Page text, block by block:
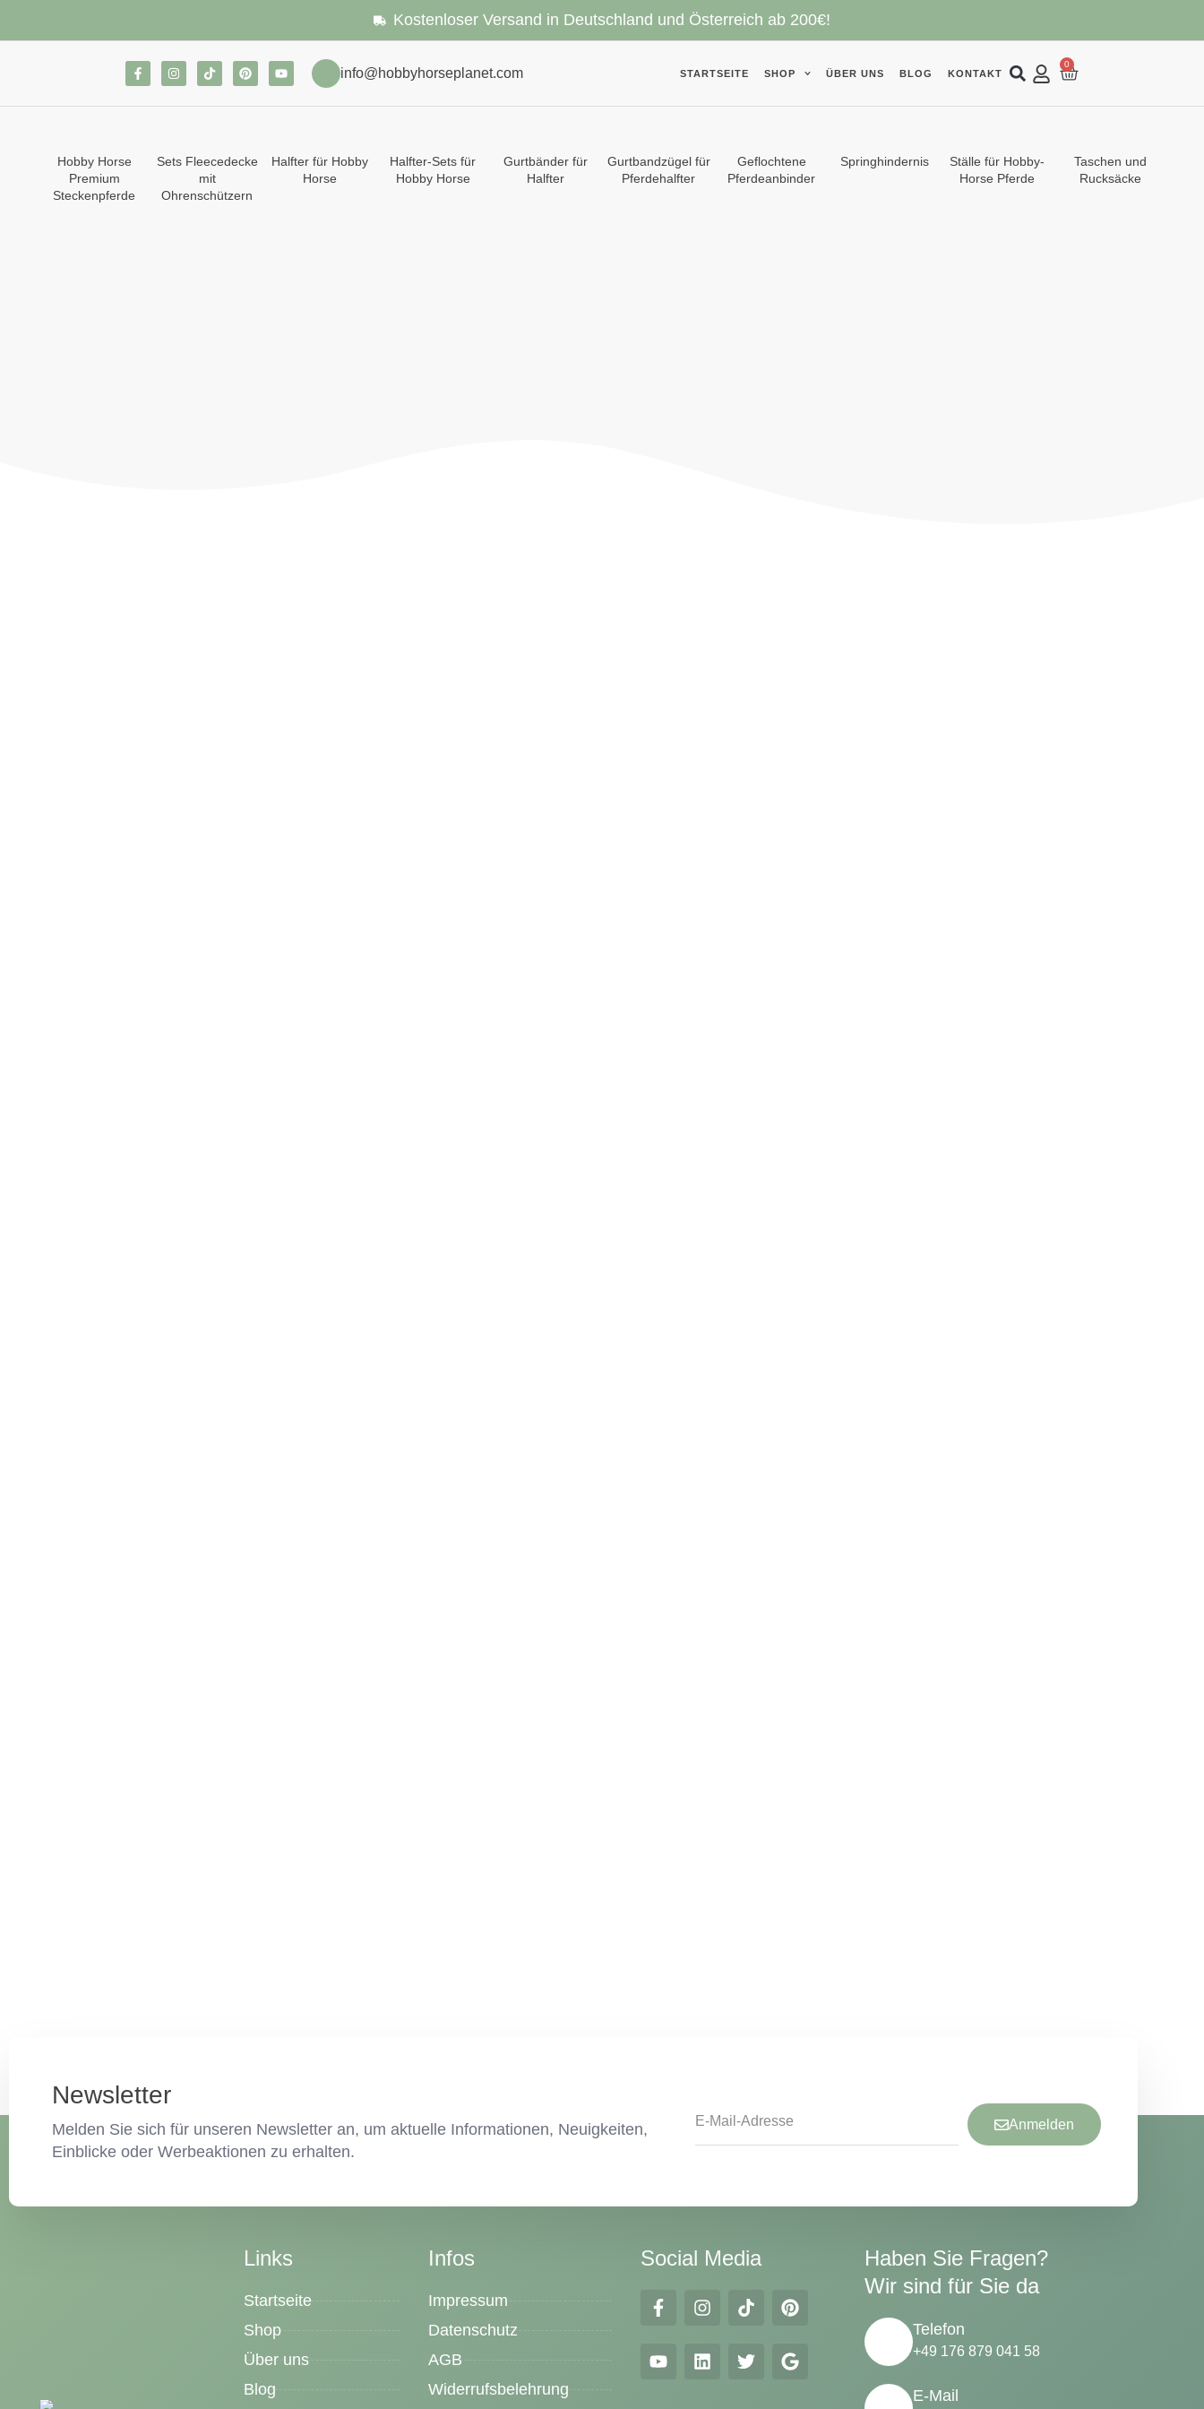
Kostenloser Versand in Deutschland und Österreich ab 200€!
info@hobbyhorseplanet.com STARTSEITE SHOP ÜBER UNS BLOG KONTAKT
0
Hobby Horse
Premium
Steckenpferde
Sets Fleecedecke
mit
Ohrenschützern
Halfter für Hobby
Horse
Halfter-Sets für
Hobby Horse
Gurtbänder für
Halfter
Gurtbandzügel für
Pferdehalfter
Geflochtene
Pferdeanbinder
Springhindernis
Ställe für Hobby-
Horse Pferde
Taschen und
Rucksäcke
Newsletter
Melden Sie sich für unseren Newsletter an, um aktuelle Informationen, Neuigkeiten,
Einblicke oder Werbeaktionen zu erhalten.
Anmelden
Links
Startseite
Shop
Über uns
Blog
Infos
Impressum
Datenschutz
AGB
Widerrufsbelehrung
Social Media
Haben Sie Fragen?
Wir sind für Sie da
Telefon
+49 176 879 041 58
E-Mail